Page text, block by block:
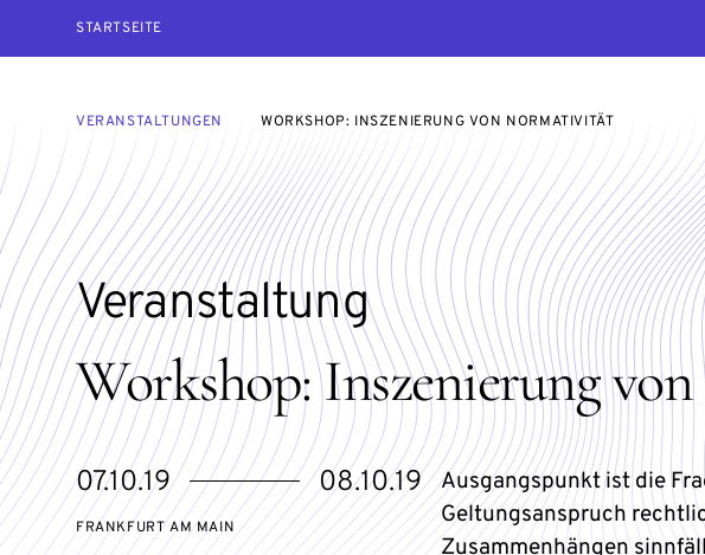
STARTSEITE
VERANSTALTUNGEN WORKSHOP: INSZENIERUNG VON NORMATIVITÄT
Workshop: Inszenierung
Veranstaltung
eventBeginsOn
07.10.19
eventEndsOn 08.10.19
FRANKFURT AM MAIN
Ausgangspunkt ist die
Geltungsanspruch
Zusammenhängen